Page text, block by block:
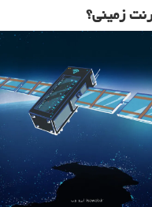
زمینی؟